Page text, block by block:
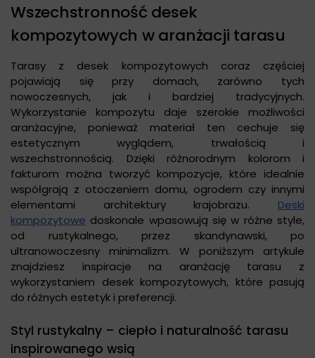
Wszechstronność desek
kompozytowych w aranżacji tarasu
Tarasy z desek kompozytowych coraz częściej
pojawiają się przy domach, zarówno tych
nowoczesnych, jak i bardziej tradycyjnych.
Wykorzystanie kompozytu daje szerokie możliwości
aranżacyjne, ponieważ materiał ten cechuje się
estetycznym wyglądem, trwałością i
wszechstronnością. Dzięki różnorodnym kolorom i
fakturom można tworzyć kompozycje, które idealnie
współgrają z otoczeniem domu, ogrodem czy innymi
elementami architektury krajobrazu. Deski
kompozytowe doskonale wpasowują się w różne style,
od rustykalnego, przez skandynawski, po
ultranowoczesny minimalizm. W poniższym artykule
znajdziesz inspiracje na aranżację tarasu z
wykorzystaniem desek kompozytowych, które pasują
do różnych estetyk i preferencji.
Styl rustykalny – ciepło i naturalność tarasu
inspirowanego wsią